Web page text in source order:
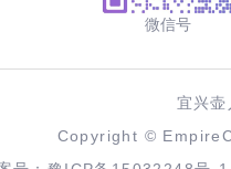
微信号
宜兴
Copyright ©